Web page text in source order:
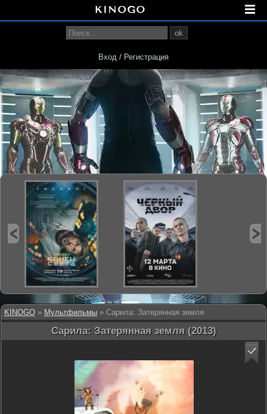
KINOGO » Мультфильмы » Сарила: Затерянная земля
Сарила: Затерянная земля (2013)
ok
Вход / Регистрация